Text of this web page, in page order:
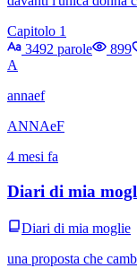
Capitolo 1
3492 parole
899
A
annaef
ANNAeF
4 mesi fa
Diari di mia
Diari di mia moglie
una proposta che